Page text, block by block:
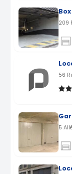
209
56